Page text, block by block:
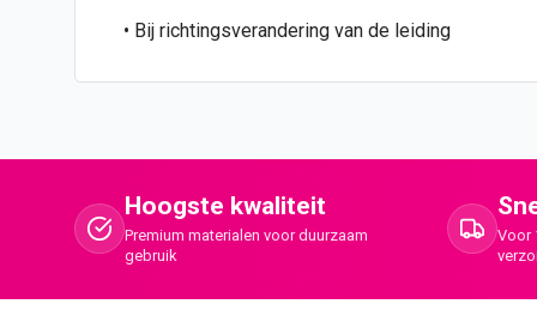
• Bij richtingsverandering van de leiding
Hoogste kwaliteit
Premium materialen voor duurzaam
gebruik
Voor